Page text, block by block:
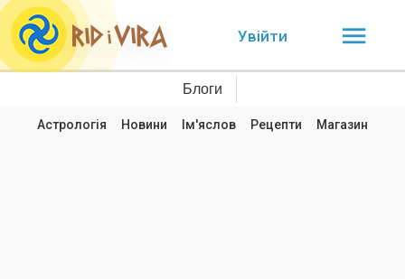
Увійти
Блоги
Астрологія Новини Ім'яслов Рецепти Магазин